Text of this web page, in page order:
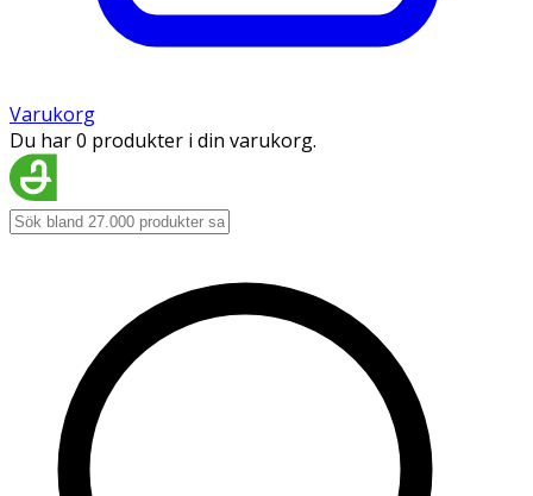
Varukorg
Du har 0 produkter i din varukorg.